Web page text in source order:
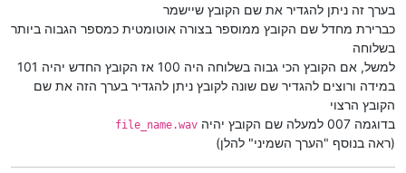
בערך זה ניתן להגדיר את שם הקובץ שיישמר
כברירת מחדל שם הקובץ ממוספר בצורה אוטומטית כמספר הגבוה ביותר
בשלוחה
למשל, אם הקובץ הכי גבוה בשלוחה היה 100 אז הקובץ החדש יהיה 101
במידה ורוצים להגדיר שם שונה לקובץ ניתן להגדיר בערך הזה את שם
הקובץ הרצוי
בדוגמה 007 למעלה שם הקובץ יהיה
file_name.wav
(ראה בנוסף "הערך השמיני" להלן)